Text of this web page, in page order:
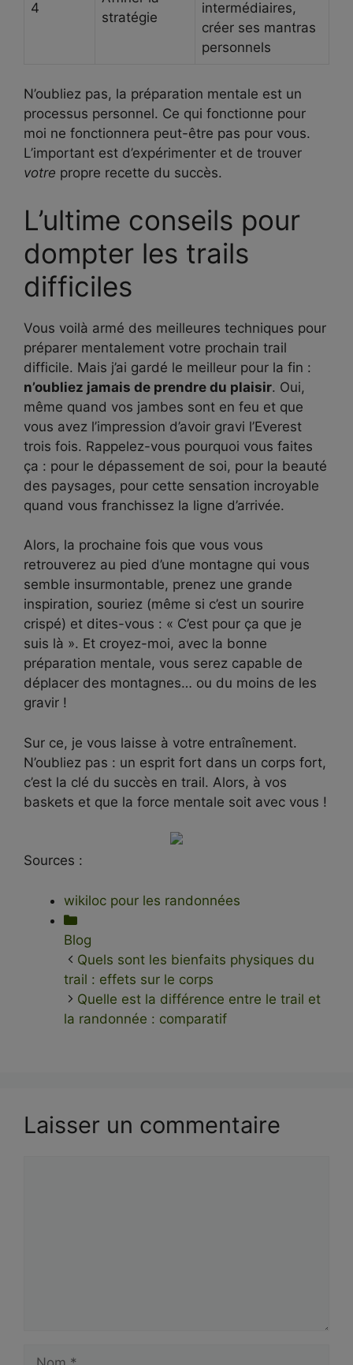
4
stratégie
intermédiaires,
créer ses mantras
personnels
N’oubliez pas, la préparation mentale est un
processus personnel. Ce qui fonctionne pour
moi ne fonctionnera peut-être pas pour vous.
L’important est d’expérimenter et de trouver
votre propre recette du succès.
L’ultime conseils pour
dompter les trails
difficiles
Vous voilà armé des meilleures techniques pour
préparer mentalement votre prochain trail
difficile. Mais j’ai gardé le meilleur pour la fin :
n’oubliez jamais de prendre du plaisir. Oui,
même quand vos jambes sont en feu et que
vous avez l’impression d’avoir gravi l’Everest
trois fois. Rappelez-vous pourquoi vous faites
ça : pour le dépassement de soi, pour la beauté
des paysages, pour cette sensation incroyable
quand vous franchissez la ligne d’arrivée.
Alors, la prochaine fois que vous vous
retrouverez au pied d’une montagne qui vous
semble insurmontable, prenez une grande
inspiration, souriez (même si c’est un sourire
crispé) et dites-vous : « C’est pour ça que je
suis là ». Et croyez-moi, avec la bonne
préparation mentale, vous serez capable de
déplacer des montagnes… ou du moins de les
gravir !
Sur ce, je vous laisse à votre entraînement.
N’oubliez pas : un esprit fort dans un corps fort,
c’est la clé du succès en trail. Alors, à vos
baskets et que la force mentale soit avec vous !
Sources :
wikiloc pour les randonnées
Catégories
Blog
Quels sont les bienfaits physiques du
trail : effets sur le corps
Quelle est la différence entre le trail et
la randonnée : comparatif
Laisser un commentaire
Nom